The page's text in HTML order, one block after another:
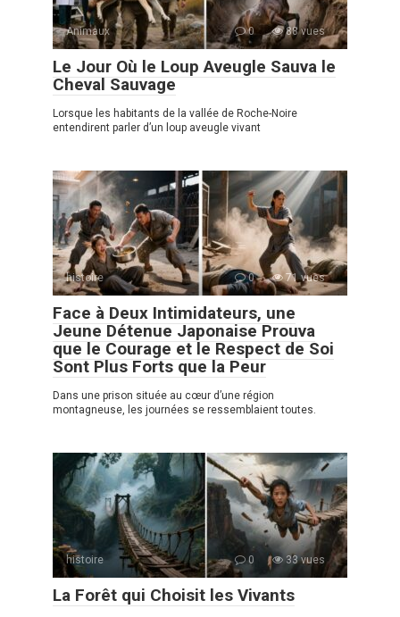
Animaux 0 88 vues
Le Jour Où le Loup Aveugle Sauva le
Cheval Sauvage
Lorsque les habitants de la vallée de Roche-Noire
entendirent parler d’un loup aveugle vivant
histoire 0 71 vues
Face à Deux Intimidateurs, une
Jeune Détenue Japonaise Prouva
que le Courage et le Respect de Soi
Sont Plus Forts que la Peur
Dans une prison située au cœur d’une région
montagneuse, les journées se ressemblaient toutes.
histoire 0 33 vues
La Forêt qui Choisit les Vivants